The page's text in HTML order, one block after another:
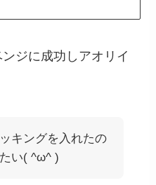
ジに成功しアオリイ
キングを入れたの
い( ^ω^ )